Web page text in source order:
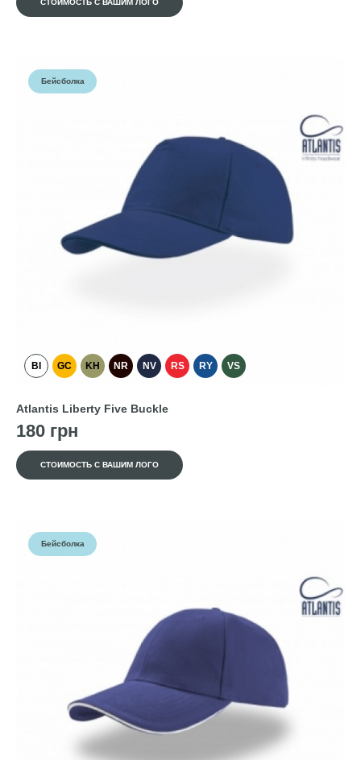
СТОИМОСТЬ С ВАШИМ ЛОГО
Бейсболка
BI GC KH NR NV RS RY VS
Atlantis Liberty Five Buckle
180 грн
СТОИМОСТЬ С ВАШИМ ЛОГО
Бейсболка